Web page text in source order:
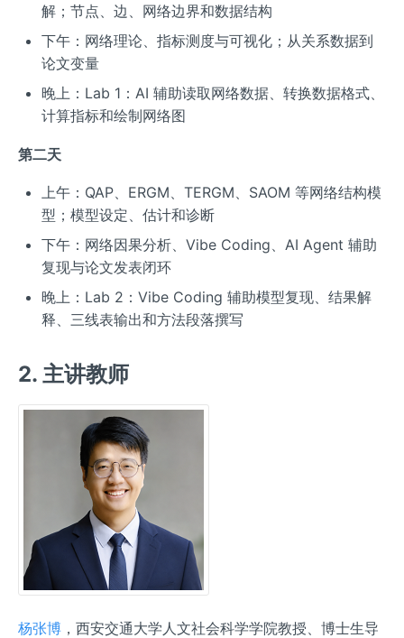
解；节点、边、网络边界和数据结构
下午：网络理论、指标测度与可视化；从关系数据到
论文变量
晚上：Lab 1：AI 辅助读取网络数据、转换数据格式、
计算指标和绘制网络图
第二天
上午：QAP、ERGM、TERGM、SAOM 等网络结构模
型；模型设定、估计和诊断
下午：网络因果分析、Vibe Coding、AI Agent 辅助
复现与论文发表闭环
晚上：Lab 2：Vibe Coding 辅助模型复现、结果解
释、三线表输出和方法段落撰写
2. 主讲教师
杨张博 ，西安交通大学人文社会科学学院教授、博士生导